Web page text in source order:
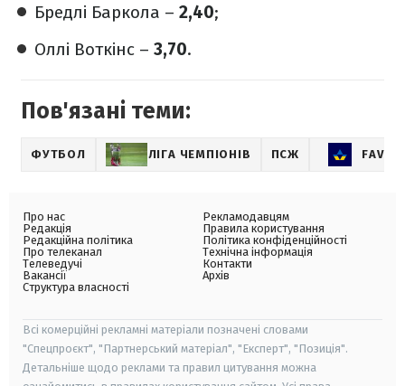
Бредлі Баркола – 2,40;
Оллі Воткінс – 3,70.
Пов'язані теми:
ФУТБОЛ ЛІГА ЧЕМПІОНІВ ПСЖ
Про нас
Редакція
Редакційна політика
Про телеканал
Телеведучі
Вакансії
Структура власності
Рекламодавцям
Правила користування
Політика конфіденційності
Технічна інформація
Контакти
Архів
Всі комерційні рекламні матеріали позначені словами
"Спецпроєкт", "Партнерський матеріал", "Експерт", "Позиція".
Детальніше щодо реклами та правил цитування можна